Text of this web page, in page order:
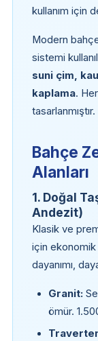
kullanım için
Modern
sistemi
suni çim,
kaplama.
tasarlanmıştır.
Bahçe
Alanları
1. Doğal
Andezit)
Klasik ve
için
dayanımı,
Granit:
ömür.